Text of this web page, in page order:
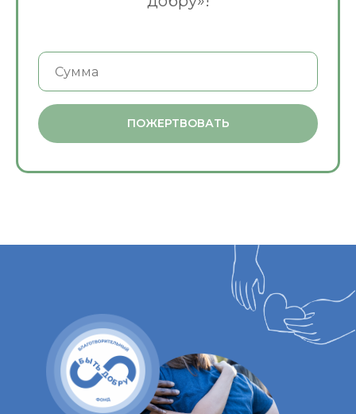
ПОЖЕРТВОВАТЬ
в трудных жизненных
ситуациях
ЛЮДЕЙ